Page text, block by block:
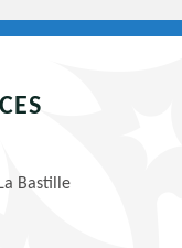
Bastille